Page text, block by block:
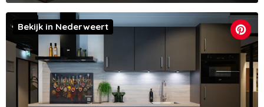
Bekijk in Nederweert